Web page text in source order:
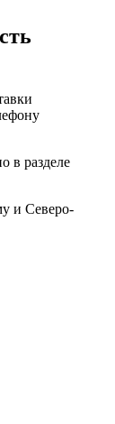
в разделе
и Северо-